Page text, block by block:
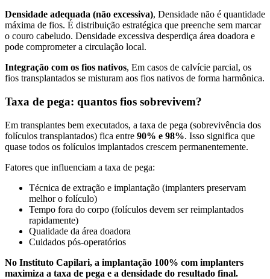
Densidade adequada (não excessiva), Densidade não é quantidade
máxima de fios. É distribuição estratégica que preenche sem marcar
o couro cabeludo. Densidade excessiva desperdiça área doadora e
pode comprometer a circulação local.
Integração com os fios nativos, Em casos de calvície parcial, os
fios transplantados se misturam aos fios nativos de forma harmônica.
Taxa de pega: quantos fios sobrevivem?
Em transplantes bem executados, a taxa de pega (sobrevivência dos
folículos transplantados) fica entre 90% e 98%. Isso significa que
quase todos os folículos implantados crescem permanentemente.
Fatores que influenciam a taxa de pega:
Técnica de extração e implantação (implanters preservam
melhor o folículo)
Tempo fora do corpo (folículos devem ser reimplantados
rapidamente)
Qualidade da área doadora
Cuidados pós-operatórios
No Instituto Capilari, a implantação 100% com implanters
maximiza a taxa de pega e a densidade do resultado final.